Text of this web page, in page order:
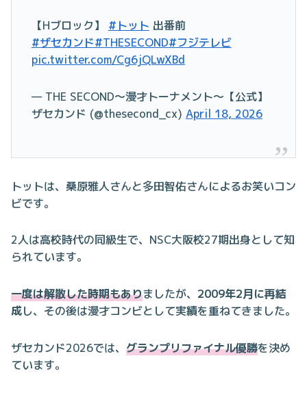
【Hブロック】 #トット 出番前
#ザセカンド#THESECOND#フジテレビ
pic.twitter.com/Cg6jQLwXBd
— THE SECOND～漫才トーナメント～【公式】
ザセカンド (@thesecond_cx) April 18, 2026
トットは、桑原雅人さんと多田智佑さんによるお笑いコン
ビです。
2人は高校時代の同級生で、NSC大阪校27期出身として知
られています。
一度は解散した時期もありましたが、 2009年2月に再結
成し、その後は漫才コンビとして実績を重ねてきました。
ザセカンド2026では、 グランプリファイナル優勝を決め
ています。